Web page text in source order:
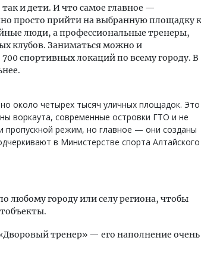
и дети. И что самое главное —
просто прийти на выбранную площадку к
люди, а профессиональные тренеры,
клубов. Заниматься можно и
спортивных локаций по всему городу. В
около четырех тысяч уличных площадок. Это
воркаута, современные островки ГТО и не
пропускной режим, но главное — они созданы
в Министерстве спорта Алтайского
любому городу или селу региона, чтобы
тренер» — его наполнение очень